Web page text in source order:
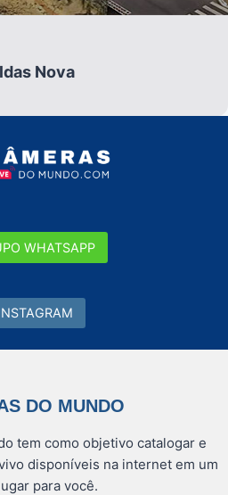
Nova
WHATSAPP
DO MUNDO
tem como objetivo catalogar e
disponíveis na internet em um
para você.